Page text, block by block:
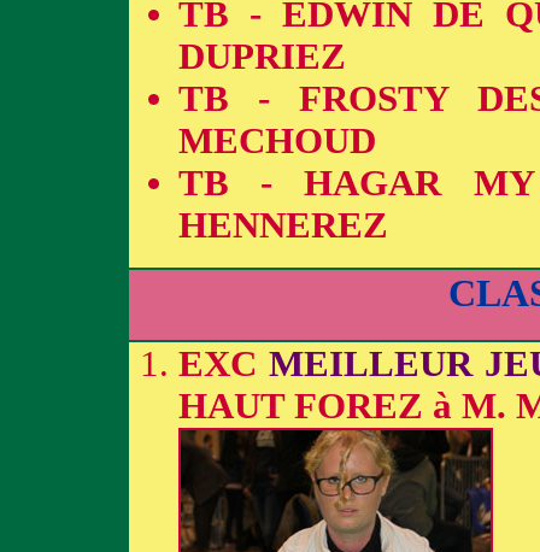
TB - EDWIN DE
DUPRIEZ
TB - FROSTY
MECHOUD
TB - HAGAR
HENNEREZ
EXC MEILLEUR
HAUT FOREZ à M.